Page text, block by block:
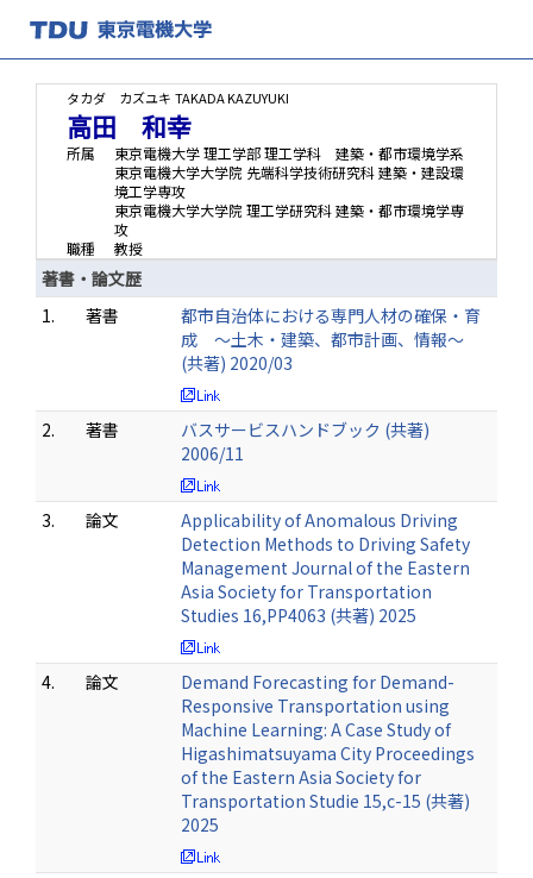
タカダ カズユキ TAKADA KAZUYUKI
高田 和幸
所属
東京電機大学 理工学部 理工学科 建築・都市環境学系
東京電機大学大学院 先端科学技術研究科 建築・建設環
境工学専攻
東京電機大学大学院 理工学研究科 建築・都市環境学専
攻
職種
教授
著書・論文歴
1.
著書
都市自治体における専門人材の確保・育
成 ～土木・建築、都市計画、情報～
(共著) 2020/03
2. 著書
バスサービスハンドブック (共著)
2006/11
3. 論文
Applicability of Anomalous Driving
Detection Methods to Driving Safety
Management Journal of the Eastern
Asia Society for Transportation
Studies 16,PP4063 (共著) 2025
4. 論文
Demand Forecasting for Demand-
Responsive Transportation using
Machine Learning: A Case Study of
Higashimatsuyama City Proceedings
of the Eastern Asia Society for
Transportation Studie 15,c-15 (共著)
2025